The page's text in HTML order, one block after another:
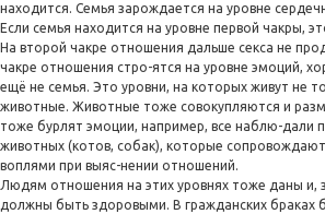
находится. Семья зарождается на уровне
Если семья находится на уровне первой чакры,
На второй чакре отношения дальше секса не
чакре отношения стро-ятся на уровне эмоций,
ещё не семья. Это уровни, на которых живут не
животные. Животные тоже совокупляются и
тоже бурлят эмоции, например, все наблю-дали
животных (котов, собак), которые
воплями при выяс-нении отношений.
Людям отношения на этих уровнях тоже даны и,
должны быть здоровыми. В гражданских браках